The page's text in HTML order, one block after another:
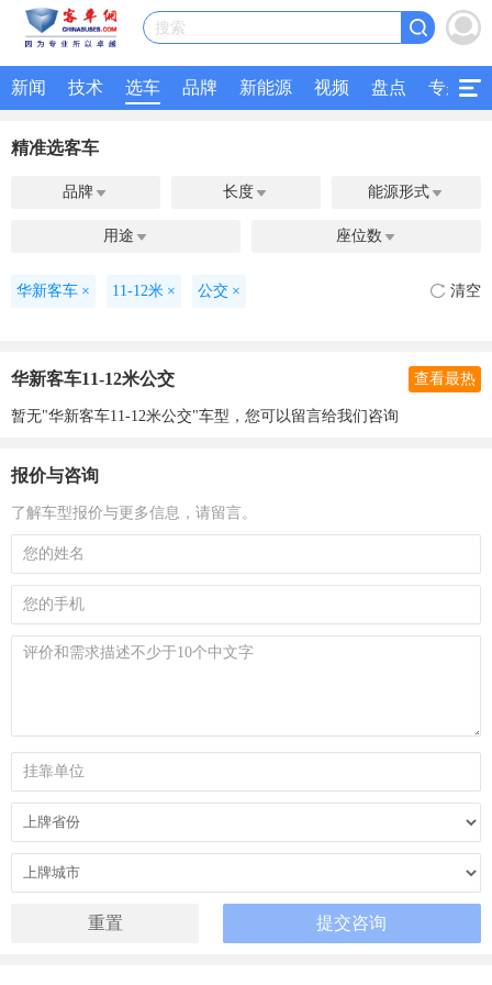
搜索
新闻 技术 选车 品牌 新能源 视频 盘点 专题
精准选客车
品牌  长度  能源形式 
用途  座位数 
华新客车 × 11-12米 × 公交 × 清空
华新客车11-12米公交 查看最热
暂无"华新客车11-12米公交"车型，您可以留言给我们咨询
报价与咨询
了解车型报价与更多信息，请留言。